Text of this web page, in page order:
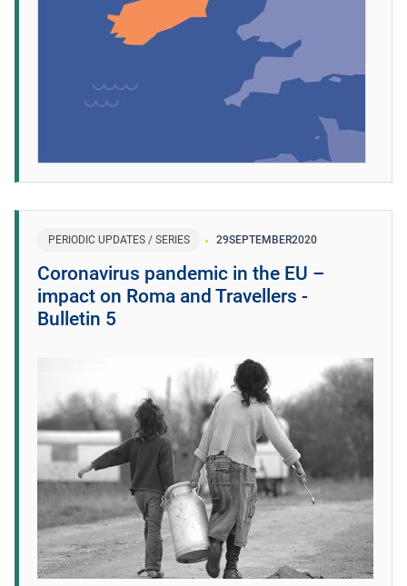
PERIODIC UPDATES / SERIES 29SEPTEMBER2020
Coronavirus pandemic in the EU –
impact on Roma and Travellers -
Bulletin 5